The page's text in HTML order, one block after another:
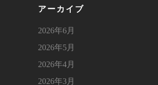
アーカイブ
2026年6月
2026年5月
2026年4月
2026年3月